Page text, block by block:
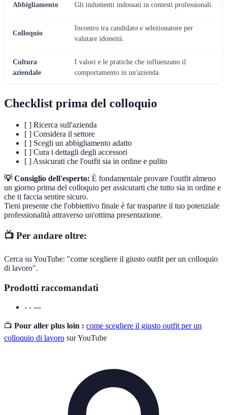
Abbigliamento Gli indumenti indossati in contesti professionali.
Colloquio
Incontro tra candidato e selezionatore per
valutare idoneità.
Cultura
aziendale
I valori e le pratiche che influenzano il
comportamento in un'azienda.
Checklist prima del colloquio
[ ] Ricerca sull'azienda
[ ] Considera il settore
[ ] Scegli un abbigliamento adatto
[ ] Cura i dettagli degli accessori
[ ] Assicurati che l'outfit sia in ordine e pulito
💡 Consiglio dell'esperto: È fondamentale provare l'outfit almeno
un giorno prima del colloquio per assicurarti che tutto sia in ordine e
che ti faccia sentire sicuro.
Tieni presente che l'obbiettivo finale è far trasparire il tuo potenziale
professionalità attraverso un'ottima presentazione.
📺 Per andare oltre:
Cerca su YouTube: "come scegliere il giusto outfit per un colloquio
di lavoro".
Prodotti raccomandati
- - ---
📺 Pour aller plus loin : come scegliere il giusto outfit per un
colloquio di lavoro sur YouTube